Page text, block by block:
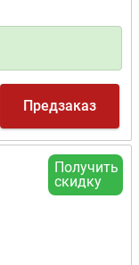
Предзаказ
Получить
скидку